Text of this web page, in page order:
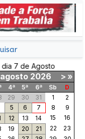
Agosto
agosto 2026 > »
4ª 5ª 6ª Sb
D
29 30 31 1
2
5 6 7 8
9
12 13 14 15
16
19 20 21 22
23